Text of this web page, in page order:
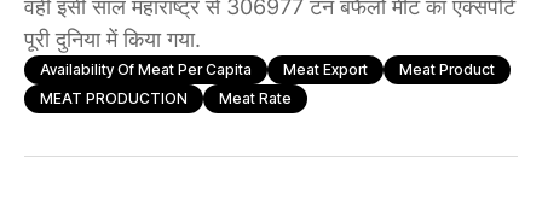
वहीं इसी साल महाराष्ट्र से 306977 टन बफैलो मीट का एक्सपोर्ट
पूरी दुनिया में किया गया.
Availability Of Meat Per Capita Meat Export
Meat Product
MEAT PRODUCTION
Meat Rate